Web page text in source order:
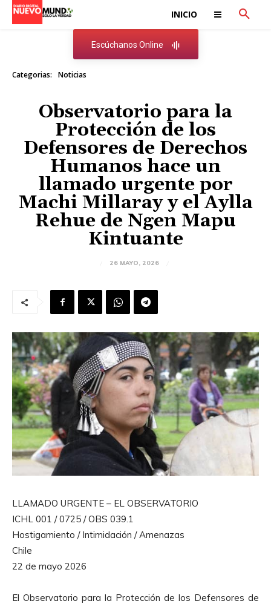
INICIO
Escúchanos Online
Categorias: Noticias
Observatorio para la
Protección de los
Defensores de Derechos
Humanos hace un
llamado urgente por
Machi Millaray y el Aylla
Rehue de Ngen Mapu
Kintuante
26 MAYO, 2026
LLAMADO URGENTE – EL OBSERVATORIO
ICHL 001 / 0725 / OBS 039.1
Hostigamiento / Intimidación / Amenazas
Chile
22 de mayo 2026
El Observatorio para la Protección de los Defensores de